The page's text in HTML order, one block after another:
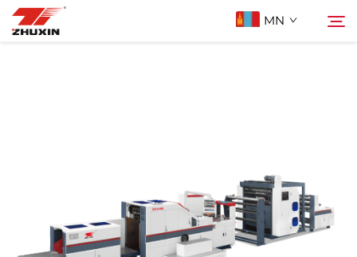
MN
Мэдээ